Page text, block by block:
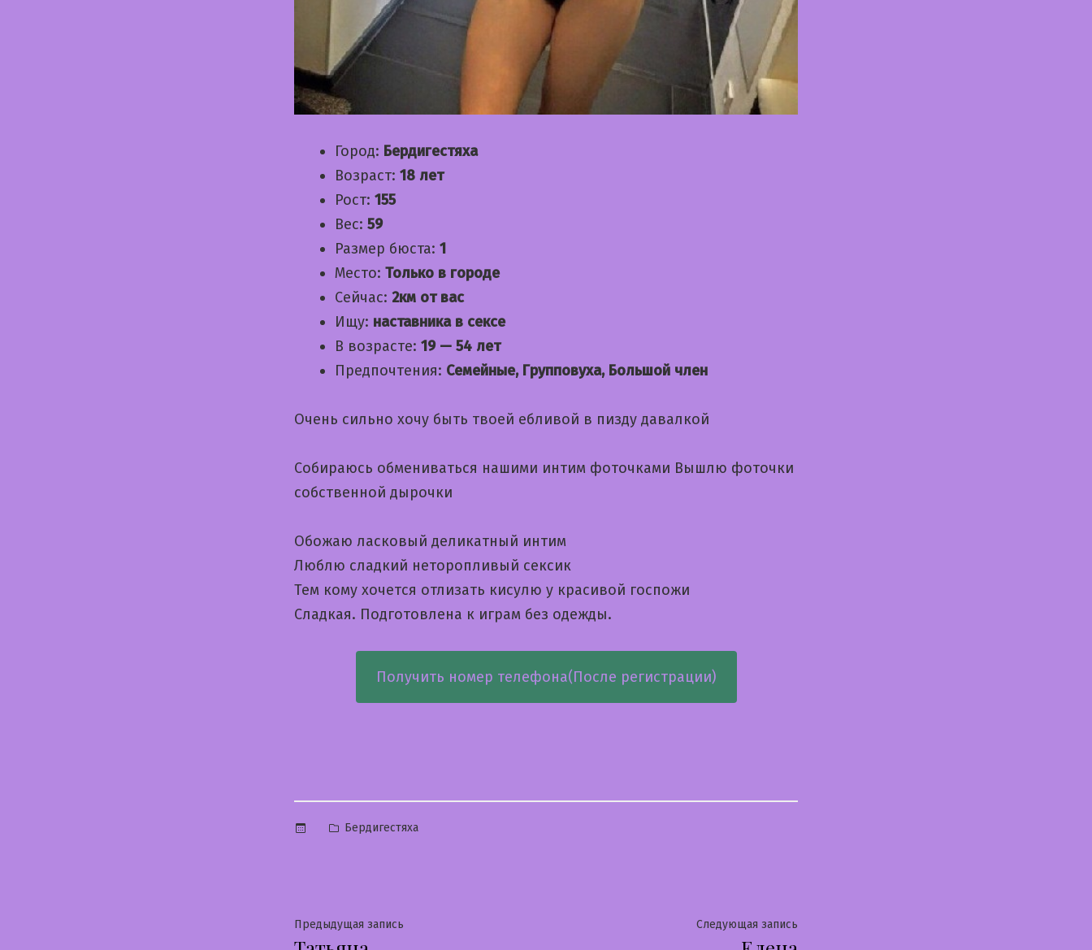
Город: Бердигестяха
Возраст: 18 лет
Рост: 155
Вес: 59
Размер бюста: 1
Место: Только в городе
Сейчас: 2км от вас
Ищу: наставника в сексе
В возрасте: 19 — 54 лет
Предпочтения: Семейные, Групповуха, Большой член
Очень сильно хочу быть твоей ебливой в пизду давалкой
Собираюсь обмениваться нашими интим фоточками Вышлю фоточки
собственной дырочки
Обожаю ласковый деликатный интим
Люблю сладкий неторопливый сексик
Тем кому хочется отлизать кисулю у красивой госпожи
Сладкая. Подготовлена к играм без одежды.
Получить номер телефона(После регистрации)
Опубликовано
Бердигестяха
Навигация
Предыдущая запись Следующая запись